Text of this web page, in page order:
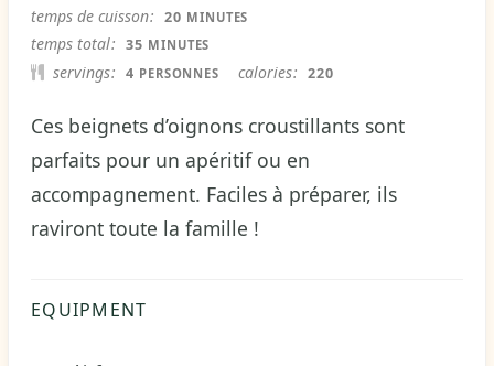
temps de cuisson 20 MINUTES
MINUTES
temps total 35 MINUTES
MINUTES
servings 4 PERSONNES calories 220
Ces beignets d’oignons croustillants sont
parfaits pour un apéritif ou en
accompagnement. Faciles à préparer, ils
raviront toute la famille !
EQUIPMENT